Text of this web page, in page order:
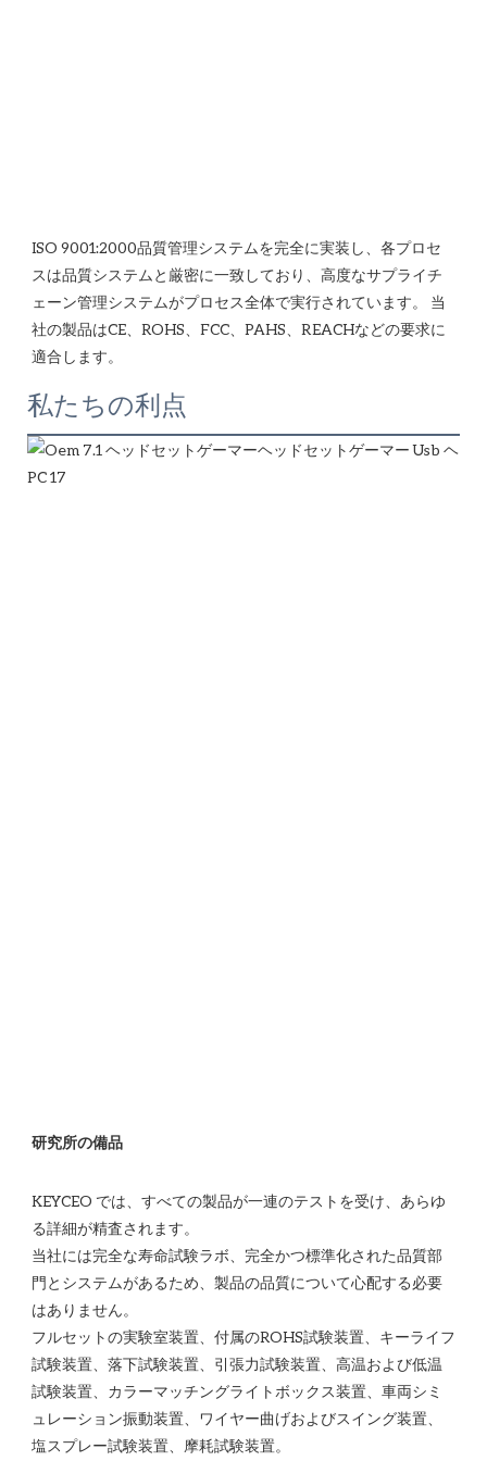
ISO 9001:2000品質管理システムを完全に実装し、各プロセ
スは品質システムと厳密に一致しており、高度なサプライチ
ェーン管理システムがプロセス全体で実行されています。 当
社の製品はCE、ROHS、FCC、PAHS、REACHなどの要求に
私たちの利点
KEYCEO では、すべての製品が一連のテストを受け、あらゆ
る詳細が精査されます。
当社には完全な寿命試験ラボ、完全かつ標準化された品質部
門とシステムがあるため、製品の品質について心配する必要
はありません。
フルセットの実験室装置、付属のROHS試験装置、キーライフ
試験装置、落下試験装置、引張力試験装置、高温および低温
試験装置、カラーマッチングライトボックス装置、車両シミ
ュレーション振動装置、ワイヤー曲げおよびスイング装置、